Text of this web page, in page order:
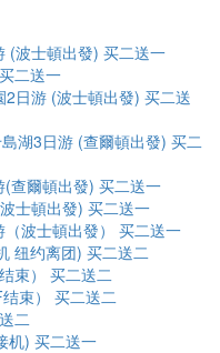
(波士頓出發) 买二送一
二送一
日游 (波士頓出發) 买二送
湖3日游 (查爾頓出發) 买二
查爾頓出發) 买二送一
士頓出發) 买二送一
波士頓出發） 买二送一
纽约离团) 买二送二
束） 买二送二
束） 买二送二
二
机) 买二送一